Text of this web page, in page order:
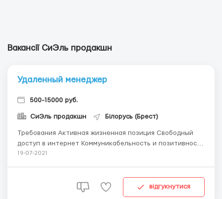
Вакансії СиЭль продакшн
Удаленный менеджер
500-15000 руб.
СиЭль продакшн Білорусь (Брест)
Требования Активная жизненная позиция Свободный
доступ в интернет Коммуникабельность и позитивность
Умение общаться с людьми Приветливость
интернет Время для работы выбираете сами от ...
19-07-2021
відгукнутися